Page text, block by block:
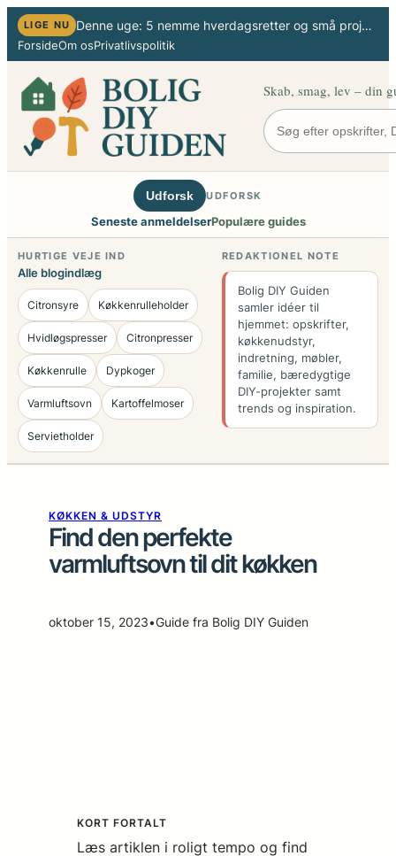
Spring
indhold
LIGE NU Denne uge: 5 nemme hverdagsretter og små projekter til hjemmet
ForsideOm osPrivatlivspolitik
Skab, smag, lev – din
Udforsk UDFORSK
Seneste anmeldelserPopulære guides
HURTIGE VEJE IND
Alle blogindlæg
Citronsyre Køkkenrulleholder
Hvidløgspresser Citronpresser
Køkkenrulle Dypkoger
Varmluftsovn Kartoffelmoser
Servietholder
REDAKTIONEL NOTE
Bolig DIY Guiden
samler idéer til
hjemmet: opskrifter,
køkkenudstyr,
indretning, møbler,
familie, bæredygtige
DIY-projekter samt
trends og inspiration.
KØKKEN & UDSTYR
Find den perfekte
varmluftsovn til dit køkken
oktober 15, 2023•Guide fra Bolig DIY Guiden
KORT FORTALT
Læs artiklen i roligt tempo og find